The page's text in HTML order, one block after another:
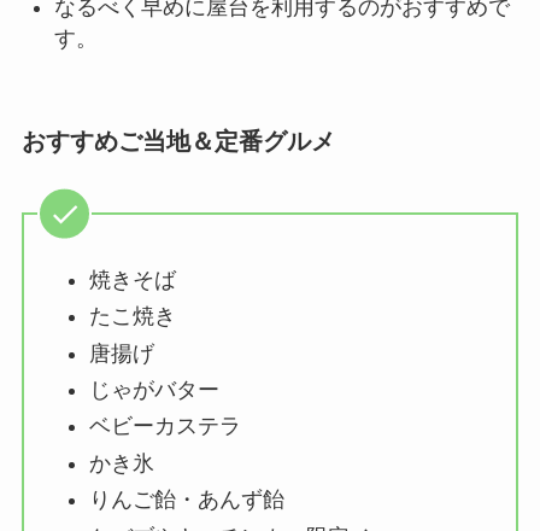
なるべく早めに屋台を利用するのがおすすめで
す。
おすすめご当地＆定番グルメ
焼きそば
たこ焼き
唐揚げ
じゃがバター
ベビーカステラ
かき氷
りんご飴・あんず飴